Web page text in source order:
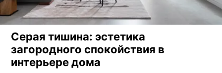
Серая тишина: эстетика
загородного спокойствия в
интерьере дома